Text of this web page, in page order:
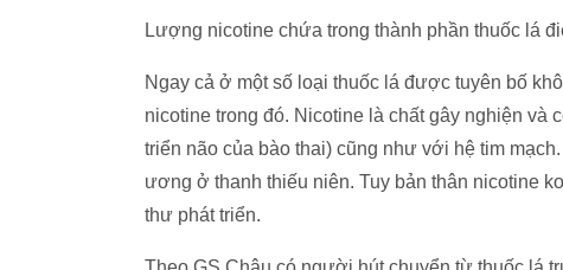
Lượng nicotine chứa trong thành phần thuốc lá
Ngay cả ở một số loại thuốc lá được tuyên bố
nicotine trong đó. Nicotine là chất gây nghiện
triển não của bào thai) cũng như với hệ tim
ương ở thanh thiếu niên. Tuy bản thân nicotine
thư phát triển.